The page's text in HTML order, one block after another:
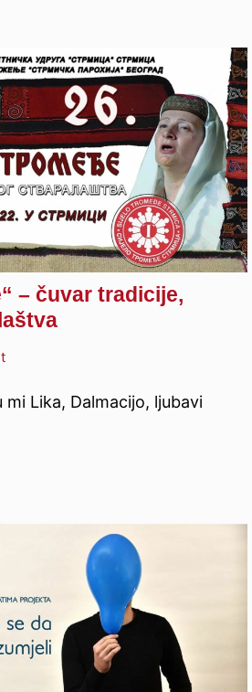
– čuvar tradicije,
mi Lika, Dalmacijo, ljubavi